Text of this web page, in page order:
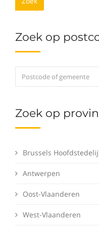
Zoek op
Zoek op
Brussels
Antwerpen
Oost-Vlaanderen
West-Vlaanderen